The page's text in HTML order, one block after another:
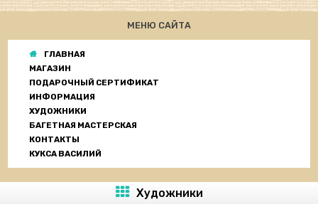
МЕНЮ САЙТА
ГЛАВНАЯ
МАГАЗИН
ПОДАРОЧНЫЙ СЕРТИФИКАТ
ИНФОРМАЦИЯ
ХУДОЖНИКИ
БАГЕТНАЯ МАСТЕРСКАЯ
КОНТАКТЫ
КУКСА ВАСИЛИЙ
Художники